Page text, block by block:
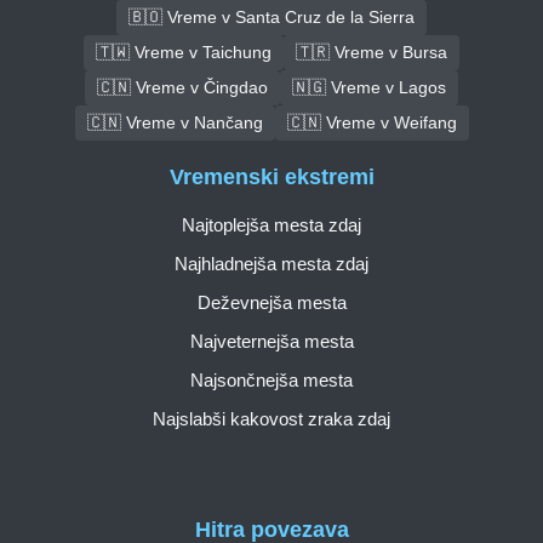
🇧🇴 Vreme v Santa Cruz de la Sierra
🇹🇼 Vreme v Taichung
🇹🇷 Vreme v Bursa
🇨🇳 Vreme v Čingdao
🇳🇬 Vreme v Lagos
🇨🇳 Vreme v Nančang
🇨🇳 Vreme v Weifang
Hitra povezava
Vremenski ekstremi
Najtoplejša mesta zdaj
Najhladnejša mesta zdaj
Deževnejša mesta
Najveternejša mesta
Najsončnejša mesta
Najslabši kakovost zraka zdaj